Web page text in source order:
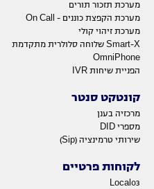
מערכת תזכור תורים
מערכת הקפצת כוננים - On Call
מערכת זיהוי קולי
Smart-X שלוחה סלולרית מתקדמת
OmniPhone
הפניית שיחות IVR
קונטקט סנטר
מרכזיה בענן
מספרי DID
שירותי טרמינציה (Sip)
לקוחות פרטיים
Local03